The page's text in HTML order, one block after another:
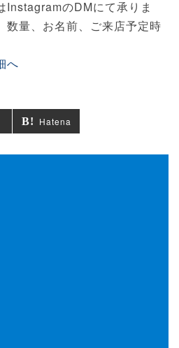
InstagramのDMにて承りま
数量、お名前、ご来店予定時
へ
Hatena